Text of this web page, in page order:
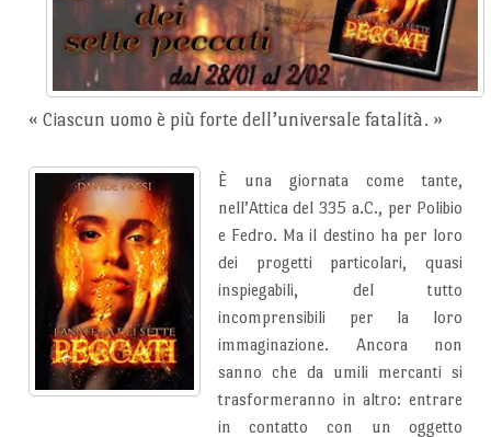
« Ciascun uomo è più forte dell’universale fatalità. »
È una giornata come tante,
nell’Attica del 335 a.C., per Polibio
e Fedro. Ma il destino ha per loro
dei progetti particolari, quasi
inspiegabili, del tutto
incomprensibili per la loro
immaginazione. Ancora non
sanno che da umili mercanti si
trasformeranno in altro: entrare
in contatto con un oggetto